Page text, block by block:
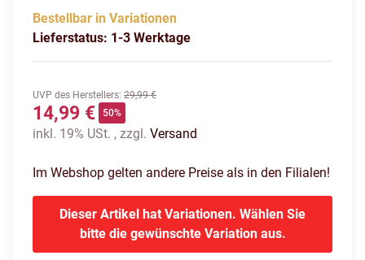
Bestellbar in Variationen
Lieferstatus: 1-3 Werktage
UVP des Herstellers: 29,99 €
14,99 € 50%
inkl. 19% USt. , zzgl. Versand
Im Webshop gelten andere Preise als in den Filialen!
Dieser Artikel hat Variationen. Wählen Sie
bitte die gewünschte Variation aus.